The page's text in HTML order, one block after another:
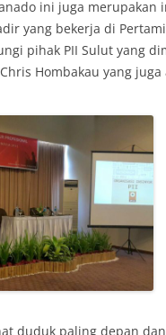
ini juga
yang bekerja di
pihak PII Sulut yang
Hombakau yang
duduk paling depan